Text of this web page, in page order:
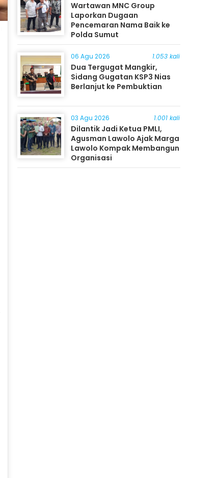
Wartawan MNC Group
Laporkan Dugaan
Pencemaran Nama Baik ke
Polda Sumut
06 Agu 2026 1.053 kali
Dua Tergugat Mangkir,
Sidang Gugatan KSP3 Nias
Berlanjut ke Pembuktian
03 Agu 2026 1.001 kali
Dilantik Jadi Ketua PMLI,
Agusman Lawolo Ajak Marga
Lawolo Kompak Membangun
Organisasi